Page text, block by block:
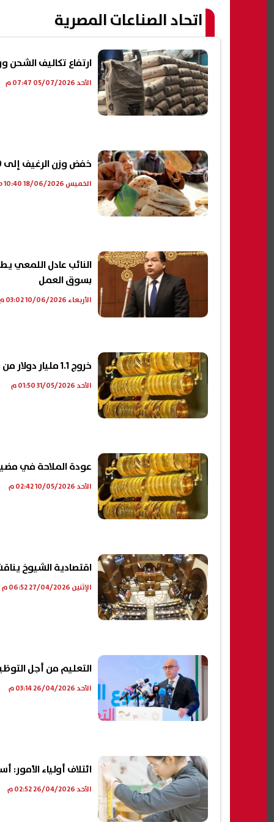
اتحاد الصناعات المصرية
ارتفاع تكاليف الشحن وراء
الأحد 05/07/2026 07:47 م
خفض وزن الرغيف إلى 70 جراما.. 4 تساؤلات عن الخبز في منظومة الدعم النقدي| عاجل
الخميس 18/06/2026 10:40 ص
النائب عادل اللمعي
بسوق العمل
الأربعاء 10/06/2026 03:02 م
خروج 1.1 مليار دولار من سوق الذهب العالمي خلال مايو بسبب تراجع الأسعار
الأحد 31/05/2026 01:50 م
عودة الملاحة في
الأحد 10/05/2026 02:42 م
اقتصادية الشيوخ
الإثنين 27/04/2026 06:52 م
التعليم من أجل
الأحد 26/04/2026 03:14 م
ائتلاف أولياء
الأحد 26/04/2026 02:52 م